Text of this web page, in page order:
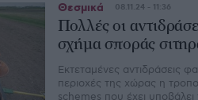
Θεσμικά 08.11.24 - 11:36
Πολλές οι
σχήμα σποράς
Εκτεταμένες αντιδράσεις
περιοχές της χώρας η
schemes που έχει υποβάλει